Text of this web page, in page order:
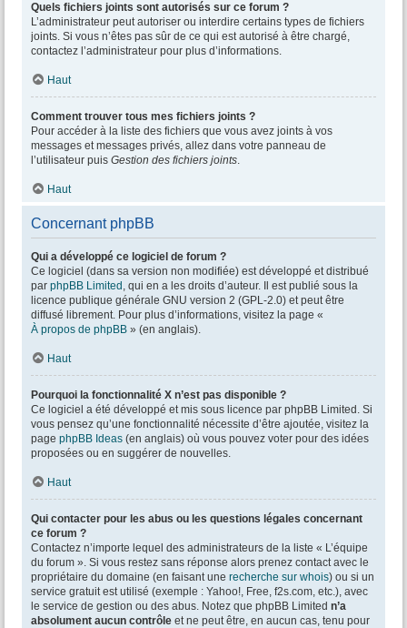
Quels fichiers joints sont autorisés sur ce forum ?
L’administrateur peut autoriser ou interdire certains types de fichiers
joints. Si vous n’êtes pas sûr de ce qui est autorisé à être chargé,
contactez l’administrateur pour plus d’informations.
Haut
Comment trouver tous mes fichiers joints ?
Pour accéder à la liste des fichiers que vous avez joints à vos
messages et messages privés, allez dans votre panneau de
l’utilisateur puis Gestion des fichiers joints.
Haut
Concernant phpBB
Qui a développé ce logiciel de forum ?
Ce logiciel (dans sa version non modifiée) est développé et distribué
par phpBB Limited , qui en a les droits d’auteur. Il est publié sous la
licence publique générale GNU version 2 (GPL-2.0) et peut être
diffusé librement. Pour plus d’informations, visitez la page «
À propos de phpBB » (en anglais).
Haut
Pourquoi la fonctionnalité X n’est pas disponible ?
Ce logiciel a été développé et mis sous licence par phpBB Limited. Si
vous pensez qu’une fonctionnalité nécessite d’être ajoutée, visitez la
page phpBB Ideas (en anglais) où vous pouvez voter pour des idées
proposées ou en suggérer de nouvelles.
Haut
Qui contacter pour les abus ou les questions légales concernant
ce forum ?
Contactez n’importe lequel des administrateurs de la liste « L’équipe
du forum ». Si vous restez sans réponse alors prenez contact avec le
propriétaire du domaine (en faisant une recherche sur whois) ou si un
service gratuit est utilisé (exemple : Yahoo!, Free, f2s.com, etc.), avec
le service de gestion ou des abus. Notez que phpBB Limited n’a
absolument aucun contrôle et ne peut être, en aucun cas, tenu pour